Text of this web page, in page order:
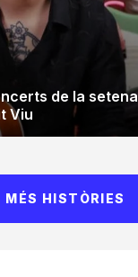
de la setena
Viu
MÉS HISTÒRIES